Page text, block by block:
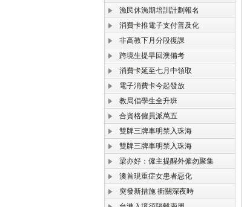
漁民休漁期培訓計劃報名
消費卡推電子支付普及化
非高教下月分段復課
跨境生提早回澳備考
消費卡延至七月中領取
電子消費卡今起發放
教局倡學生全升班
合資格僱員派萬五
雙牌三牌車明禁入珠海
雙牌三牌車明禁入珠海
梁亦好：僱主提醒外僱勿聚集
澳首現重症女患者惡化
突發新措施 衝關深夜時